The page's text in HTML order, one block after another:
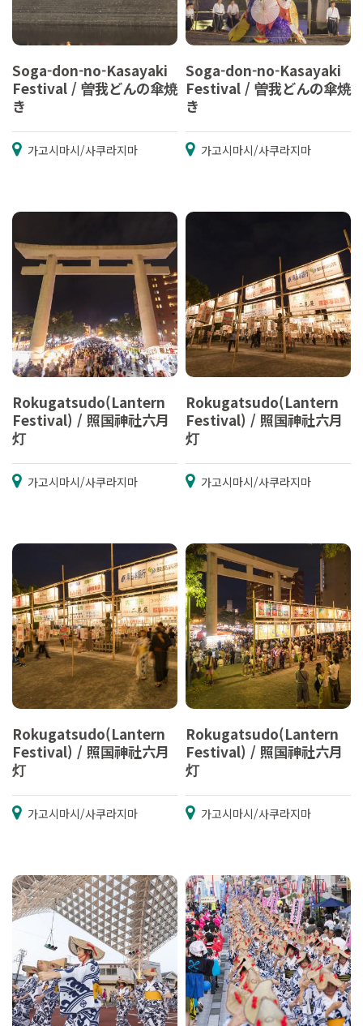
Soga-don-no-Kasayaki
Festival / 曽我どんの傘焼
き
가고시마시/사쿠라지마
Soga-don-no-Kasayaki
Festival / 曽我どんの傘焼
き
가고시마시/사쿠라지마
Rokugatsudo(Lantern
Festival) / 照国神社六月
灯
가고시마시/사쿠라지마
Rokugatsudo(Lantern
Festival) / 照国神社六月
灯
가고시마시/사쿠라지마
Rokugatsudo(Lantern
Festival) / 照国神社六月
灯
가고시마시/사쿠라지마
Rokugatsudo(Lantern
Festival) / 照国神社六月
灯
가고시마시/사쿠라지마